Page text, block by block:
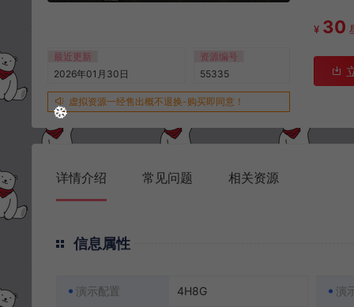
最近更新
2026年01月30日
资源编号
55335
虚拟资源一经售出概不退换-购买即同意！
¥ 30
详情介绍 常见问题 相关资源
信息属性
演示配置 4H8G 演